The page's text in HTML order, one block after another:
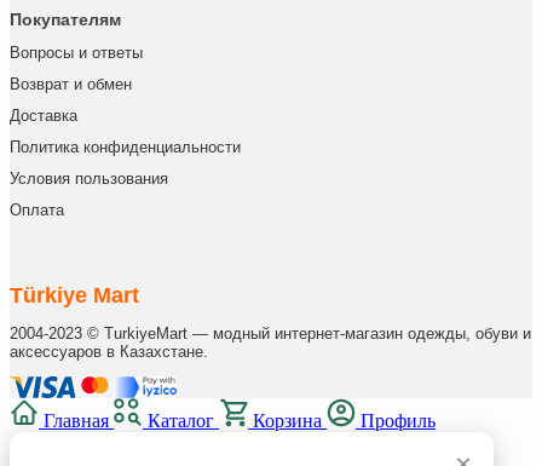
Покупателям
Вопросы и ответы
Возврат и обмен
Доставка
Политика конфиденциальности
Условия пользования
Оплата
Türkiye Mart
2004-2023 © TurkiyeMart — модный интернет-магазин одежды, обуви и
аксессуаров в Казахстане.
Главная Каталог Корзина Профиль